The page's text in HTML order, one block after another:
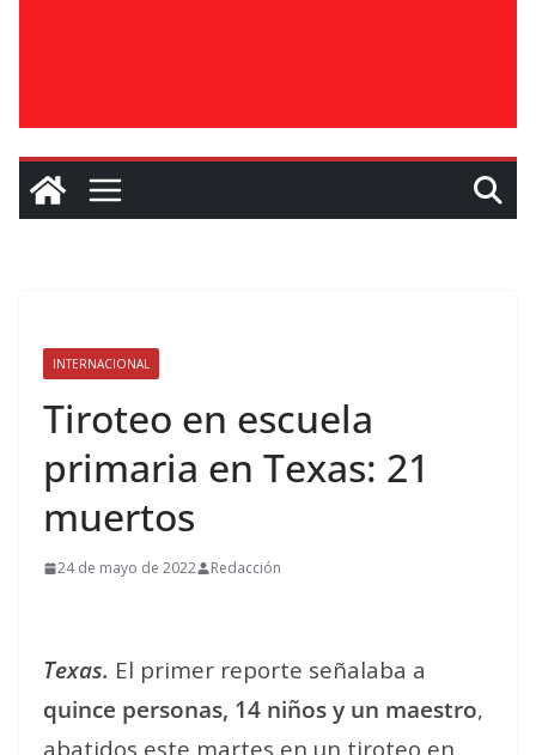
INTERNACIONAL
Tiroteo en escuela
primaria en Texas: 21
muertos
24 de mayo de 2022 Redacción
Texas. El primer reporte señalaba a
quince personas, 14 niños y un maestro,
abatidos este martes en un tiroteo en